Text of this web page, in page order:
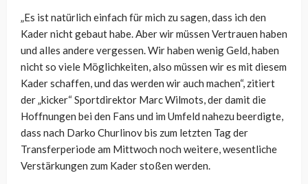
„Es ist natürlich einfach für mich zu sagen, dass ich den
Kader nicht gebaut habe. Aber wir müssen Vertrauen haben
und alles andere vergessen. Wir haben wenig Geld, haben
nicht so viele Möglichkeiten, also müssen wir es mit diesem
Kader schaffen, und das werden wir auch machen“, zitiert
der „kicker“ Sportdirektor Marc Wilmots, der damit die
Hoffnungen bei den Fans und im Umfeld nahezu beerdigte,
dass nach Darko Churlinov bis zum letzten Tag der
Transferperiode am Mittwoch noch weitere, wesentliche
Verstärkungen zum Kader stoßen werden.